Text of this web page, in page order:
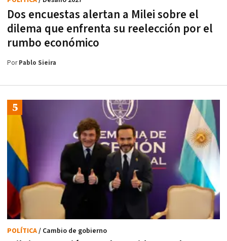
Dos encuestas alertan a Milei sobre el
dilema que enfrenta su reelección por el
rumbo económico
PorPablo Sieira
POLÍTICA/ Cambio de gobierno